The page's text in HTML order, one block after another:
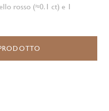
rosso (≈0.1 ct) e 1